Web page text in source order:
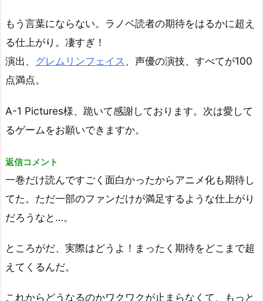
もう言葉にならない。ラノベ読者の期待をはるかに超え
る仕上がり。凄すぎ！
演出、 グレムリンフェイス、声優の演技、すべてが100
点満点。
A-1 Pictures様、跪いて感謝しております。次は愛して
るゲームをお願いできますか。
返信コメント
一巻だけ読んですごく面白かったからアニメ化も期待し
てた。ただ一部のファンだけが満足するような仕上がり
だろうなと…。
ところがだ、実際はどうよ！まったく期待をどこまで超
えてくるんだ。
これからどうなるのかワクワクが止まらなくて、もっと